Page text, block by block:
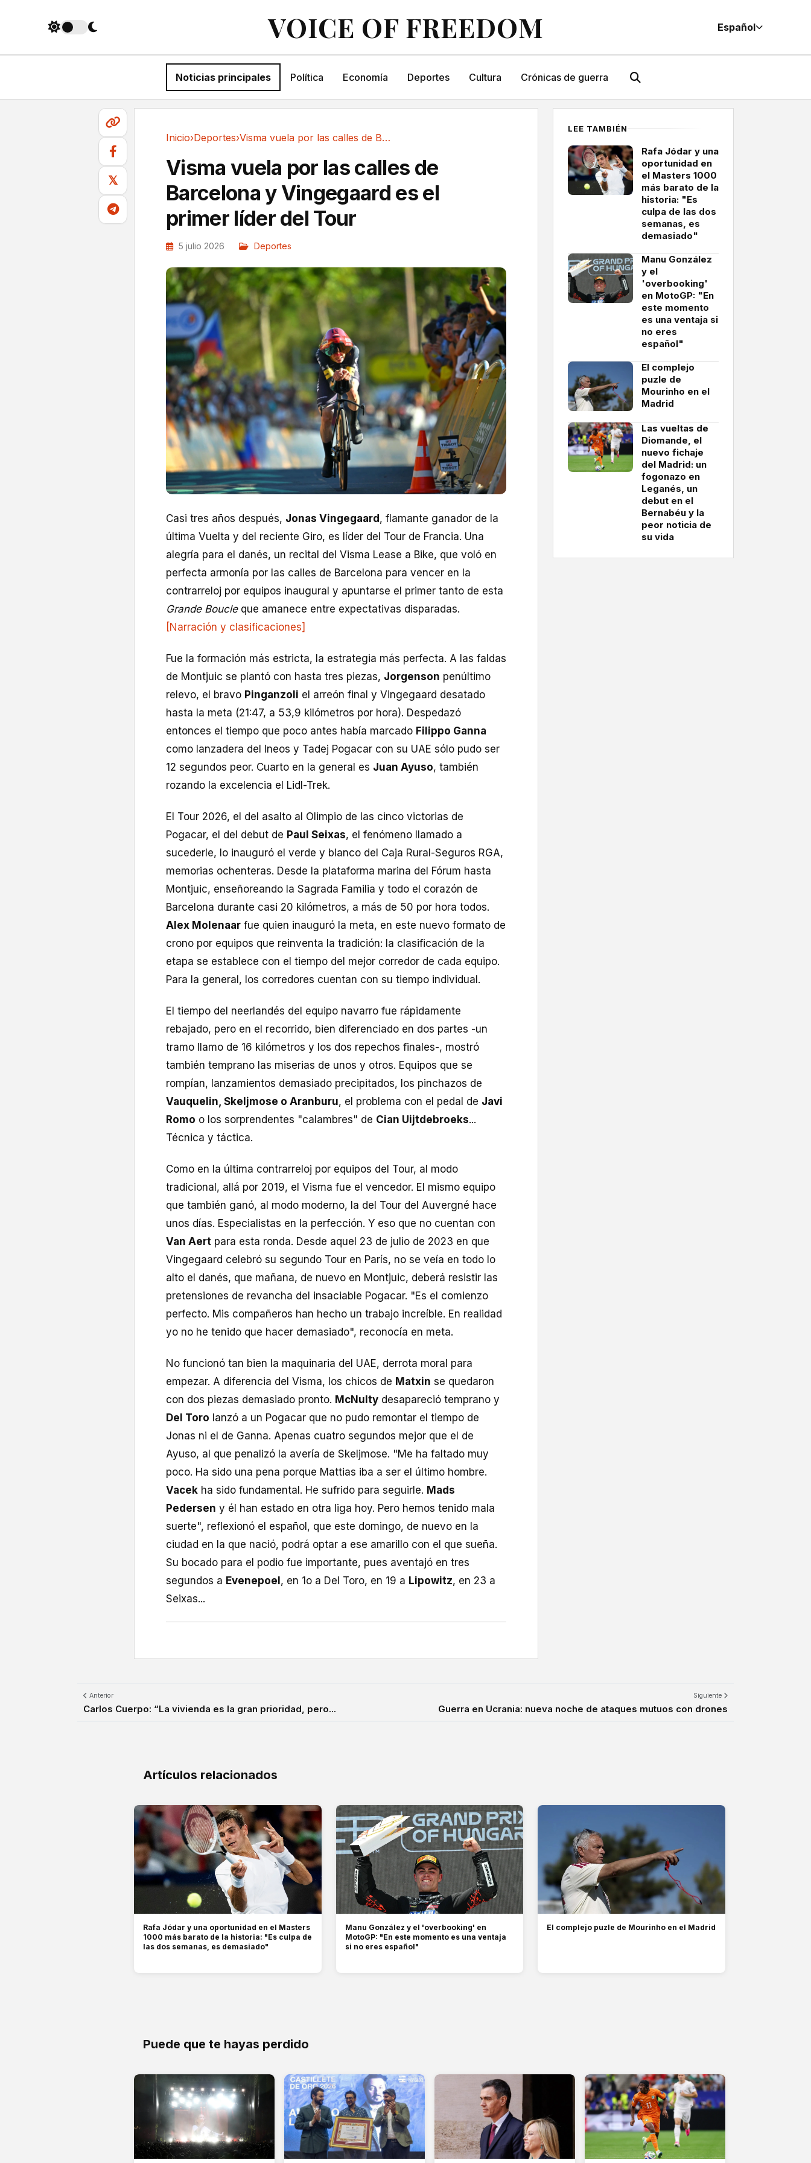
VOICE OF FREEDOM Español
Noticias principales Política Economía Deportes Cultura Crónicas de guerra
𝕏
Inicio›Deportes› Visma vuela por las calles de Barcelona y...
Visma vuela por las calles de
Barcelona y Vingegaard es el
primer líder del Tour
5 julio 2026 Deportes
Casi tres años después, Jonas Vingegaard , flamante ganador de la
última Vuelta y del reciente Giro, es líder del Tour de Francia. Una
alegría para el danés, un recital del Visma Lease a Bike, que voló en
perfecta armonía por las calles de Barcelona para vencer en la
contrarreloj por equipos inaugural y apuntarse el primer tanto de esta
Grande Boucleque amanece entre expectativas disparadas.
[Narración y clasificaciones]
Fue la formación más estricta, la estrategia más perfecta. A las faldas
de Montjuic se plantó con hasta tres piezas, Jorgenson penúltimo
relevo, el bravo Pinganzoli el arreón final y Vingegaard desatado
hasta la meta (21:47, a 53,9 kilómetros por hora). Despedazó
entonces el tiempo que poco antes había marcado Filippo Ganna
como lanzadera del Ineos y Tadej Pogacar con su UAE sólo pudo ser
12 segundos peor. Cuarto en la general es Juan Ayuso, también
rozando la excelencia el Lidl-Trek.
El Tour 2026, el del asalto al Olimpio de las cinco victorias de
Pogacar, el del debut de Paul Seixas, el fenómeno llamado a
sucederle, lo inauguró el verde y blanco del Caja Rural-Seguros RGA,
memorias ochenteras. Desde la plataforma marina del Fórum hasta
Montjuic, enseñoreando la Sagrada Familia y todo el corazón de
Barcelona durante casi 20 kilómetros, a más de 50 por hora todos.
Alex Molenaar fue quien inauguró la meta, en este nuevo formato de
crono por equipos que reinventa la tradición: la clasificación de la
etapa se establece con el tiempo del mejor corredor de cada equipo.
Para la general, los corredores cuentan con su tiempo individual.
El tiempo del neerlandés del equipo navarro fue rápidamente
rebajado, pero en el recorrido, bien diferenciado en dos partes -un
tramo llamo de 16 kilómetros y los dos repechos finales-, mostró
también temprano las miserias de unos y otros. Equipos que se
rompían, lanzamientos demasiado precipitados, los pinchazos de
Vauquelin, Skeljmose o Aranburu, el problema con el pedal de Javi
Romo o los sorprendentes "calambres" de Cian Uijtdebroeks...
Técnica y táctica.
Como en la última contrarreloj por equipos del Tour, al modo
tradicional, allá por 2019, el Visma fue el vencedor. El mismo equipo
que también ganó, al modo moderno, la del Tour del Auvergné hace
unos días. Especialistas en la perfección. Y eso que no cuentan con
Van Aert para esta ronda. Desde aquel 23 de julio de 2023 en que
Vingegaard celebró su segundo Tour en París, no se veía en todo lo
alto el danés, que mañana, de nuevo en Montjuic, deberá resistir las
pretensiones de revancha del insaciable Pogacar. "Es el comienzo
perfecto. Mis compañeros han hecho un trabajo increíble. En realidad
yo no he tenido que hacer demasiado", reconocía en meta.
No funcionó tan bien la maquinaria del UAE, derrota moral para
empezar. A diferencia del Visma, los chicos de Matxin se quedaron
con dos piezas demasiado pronto. McNulty desapareció temprano y
Del Toro lanzó a un Pogacar que no pudo remontar el tiempo de
Jonas ni el de Ganna. Apenas cuatro segundos mejor que el de
Ayuso, al que penalizó la avería de Skeljmose. "Me ha faltado muy
poco. Ha sido una pena porque Mattias iba a ser el último hombre.
Vacek ha sido fundamental. He sufrido para seguirle. Mads
Pedersen y él han estado en otra liga hoy. Pero hemos tenido mala
suerte", reflexionó el español, que este domingo, de nuevo en la
ciudad en la que nació, podrá optar a ese amarillo con el que sueña.
Su bocado para el podio fue importante, pues aventajó en tres
segundos a Evenepoel , en 1o a Del Toro, en 19 a Lipowitz, en 23 a
Seixas...
LEE TAMBIÉN
Rafa Jódar y una
oportunidad en
el Masters 1000
más barato de la
historia: "Es
culpa de las dos
semanas, es
demasiado"
Manu González
y el
'overbooking'
en MotoGP: "En
este momento
es una ventaja si
no eres
español"
El complejo
puzle de
Mourinho en el
Madrid
Las vueltas de
Diomande, el
nuevo fichaje
del Madrid: un
fogonazo en
Leganés, un
debut en el
Bernabéu y la
peor noticia de
su vida
Anterior
Carlos Cuerpo: “La vivienda es la gran prioridad, pero...
Siguiente
Guerra en Ucrania: nueva noche de ataques mutuos con drones
Artículos relacionados
Rafa Jódar y una oportunidad en el Masters
1000 más barato de la historia: "Es culpa de
las dos semanas, es demasiado"
Manu González y el 'overbooking' en
MotoGP: "En este momento es una ventaja
si no eres español"
El complejo puzle de Mourinho en el Madrid
Puede que te hayas perdido